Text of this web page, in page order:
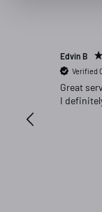
Edvin B
Verified
Great
I